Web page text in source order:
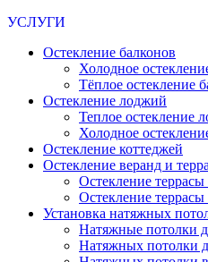
УСЛУГИ
Остекление балконов
Холодное
Тёплое остекление
Остекление лоджий
Теплое остекление
Холодное
Остекление коттеджей
Остекление веранд и
Остекление
Остекление
Установка натяжных
Натяжные потолки
Натяжных потолки